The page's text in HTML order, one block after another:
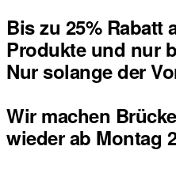
Bis zu 25% Rabatt
Produkte und nur
Nur solange der
Wir machen
wieder ab Montag